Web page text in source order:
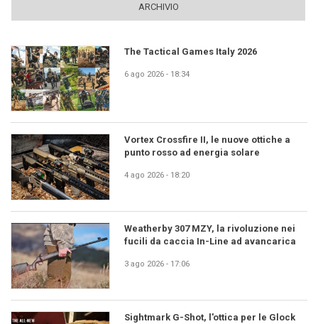
ARCHIVIO
The Tactical Games Italy 2026
6 ago 2026 - 18:34
Vortex Crossfire II, le nuove ottiche a
punto rosso ad energia solare
4 ago 2026 - 18:20
Weatherby 307 MZY, la rivoluzione nei
fucili da caccia In-Line ad avancarica
3 ago 2026 - 17:06
Sightmark G-Shot, l'ottica per le Glock